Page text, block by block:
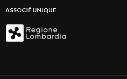
ASSOCIÉ UNIQUE